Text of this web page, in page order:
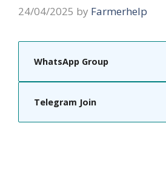
24/04/2025 by Farmerhelp
WhatsApp Group
Telegram Join